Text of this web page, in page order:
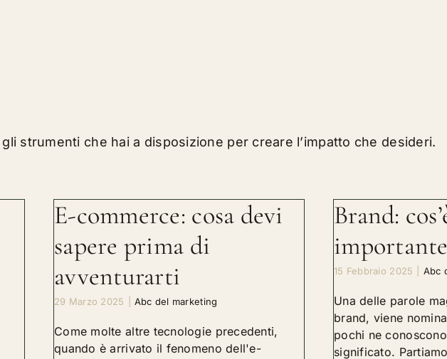
strumenti che hai a disposizione per creare l’impatto che desideri.
E-commerce: cosa devi
sapere prima di
avventurarti
29 Marzo 2025 Abc del marketing
Come molte altre tecnologie precedenti,
quando è arrivato il fenomeno dell'e-
Brand:
importante
15 Febbraio 2025 Abc
Una delle parole
brand, viene
pochi ne
significato.